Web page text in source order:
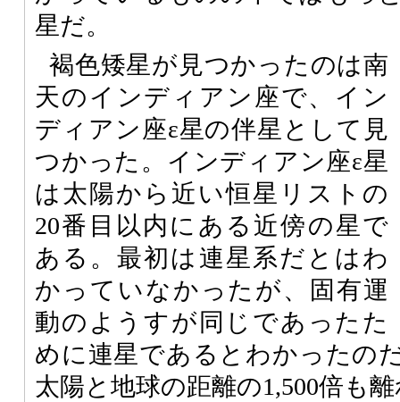
星だ。
褐色矮星が見つかったのは南
天のインディアン座で、イン
ディアン座ε星の伴星として見
つかった。インディアン座ε星
は太陽から近い恒星リストの
20番目以内にある近傍の星で
ある。最初は連星系だとはわ
かっていなかったが、固有運
動のようすが同じであったた
めに連星であるとわかったの
太陽と地球の距離の1,500倍も